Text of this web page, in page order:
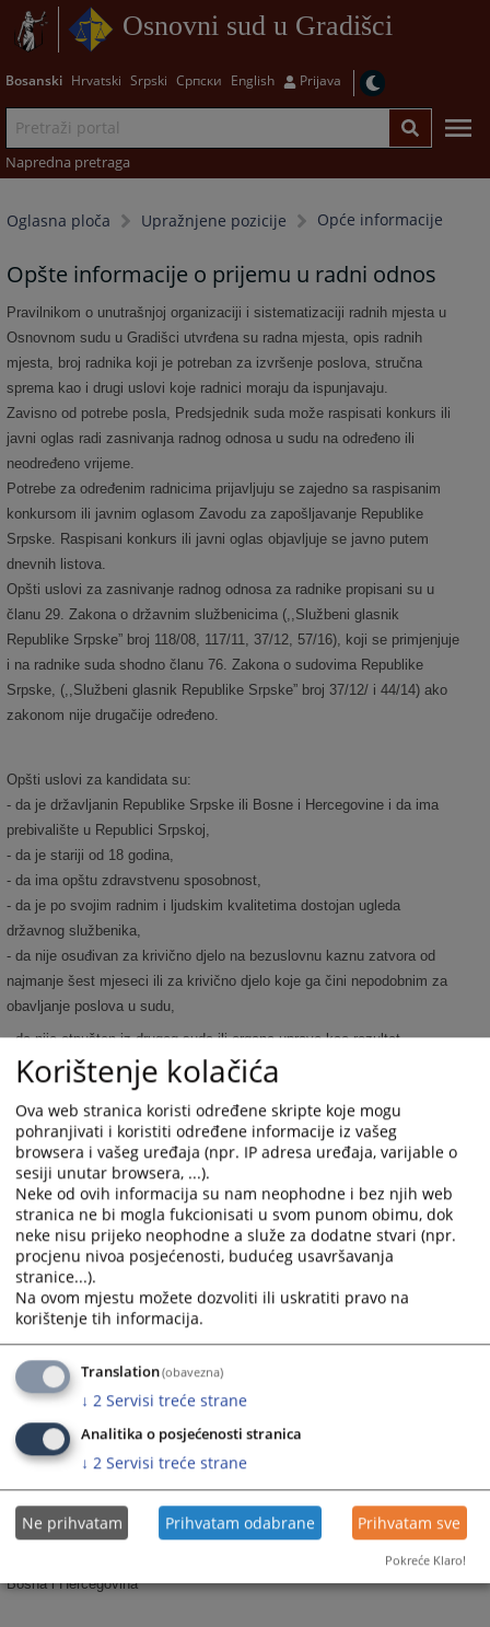
Osnovni sud u Gradišci
Bosanski Hrvatski Srpski Српски English Prijava
Napredna pretraga
Oglasna ploča Upražnjene pozicije Opće informacije
Opšte informacije o prijemu u radni odnos
Pravilnikom o unutrašnjoj organizaciji i sistematizaciji radnih mjesta u
Osnovnom sudu u Gradišci utvrđena su radna mjesta, opis radnih
mjesta, broj radnika koji je potreban za izvršenje poslova, stručna
sprema kao i drugi uslovi koje radnici moraju da ispunjavaju.
Zavisno od potrebe posla, Predsjednik suda može raspisati konkurs ili
javni oglas radi zasnivanja radnog odnosa u sudu na određeno ili
neodređeno vrijeme.
Potrebe za određenim radnicima prijavljuju se zajedno sa raspisanim
konkursom ili javnim oglasom Zavodu za zapošljavanje Republike
Srpske. Raspisani konkurs ili javni oglas objavljuje se javno putem
dnevnih listova.
Opšti uslovi za zasnivanje radnog odnosa za radnike propisani su u
članu 29. Zakona o državnim službenicima (,,Službeni glasnik
Republike Srpske” broj 118/08, 117/11, 37/12, 57/16), koji se primjenjuje
i na radnike suda shodno članu76. Zakona o sudovima Republike
Srpske, (,,Službeni glasnik Republike Srpske” broj 37/12/ i 44/14) ako
zakonom nije drugačije određeno.
Opšti uslovi za kandidata su:
- da je državljanin Republike Srpske ili Bosne i Hercegovine i da ima
prebivalište u Republici Srpskoj,
- da je stariji od 18 godina,
- da ima opštu zdravstvenu sposobnost,
- da je po svojim radnim i ljudskim kvalitetima dostojan ugleda
državnog službenika,
- da nije osuđivan za krivično djelo na bezuslovnu kaznu zatvora od
najmanje šest mjeseci ili za krivično djelo koje ga čini nepodobnim za
obavljanje poslova u sudu,
- da nije otpušten iz drugog suda ili organa uprave kao rezultat
disciplinske mjere na bilo kojem nivou vlasti u BiH tri godine prije
objavljivanja konkursa i
- da ispunjava druge uslove utvrđene zakonom, drugim propisima ili
aktom o unutrašnjoj organizaciji i sistematizaciji radnih mjesta u sudu.
Pored ovih uslova potrebno je da kandidat ispunjava i posebne uslove:
- odgovarajuća školska sprema,
- odgovarajuće radno iskustvo i
- položen pravosudni ili stručni ispit u zavisnosti od radnog mjesta koje
je predmet javnog konkursa.
Sve molbe za prijem u radni odnos predaju se u prijemnu kancelariju
Osnovnog suda u Gradišci (kancelarija broj 1), ili putem pošte na
adresu:
Vidovdanska 15
78400 Gradiška
Bosna i Hercegovina
Korištenje kolačića
Ova web stranica koristi određene skripte koje mogu
pohranjivati i koristiti određene informacije iz vašeg
browsera i vašeg uređaja (npr. IP adresa uređaja, varijable o
sesiji unutar browsera, ...).
Neke od ovih informacija su nam neophodne i bez njih web
stranica ne bi mogla fukcionisati u svom punom obimu, dok
neke nisu prijeko neophodne a služe za dodatne stvari (npr.
procjenu nivoa posjećenosti, budućeg usavršavanja
stranice...).
Na ovom mjestu možete dozvoliti ili uskratiti pravo na
korištenje tih informacija.
Translation(obavezna)
↓ 2 Servisi treće strane
Analitika o posjećenosti stranica
↓ 2 Servisi treće strane
Ne prihvatam Prihvatam odabrane Prihvatam sve
Pokreće Klaro!